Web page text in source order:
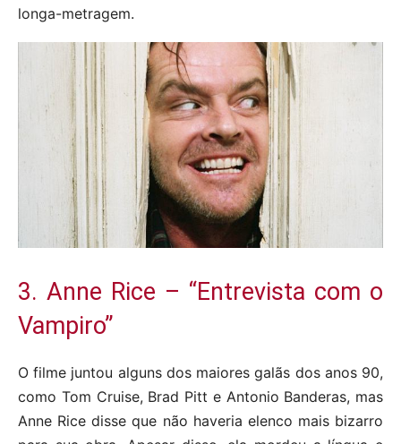
longa-metragem.
3. Anne Rice – “Entrevista com o
Vampiro”
O filme juntou alguns dos maiores galãs dos anos 90,
como Tom Cruise, Brad Pitt e Antonio Banderas, mas
Anne Rice disse que não haveria elenco mais bizarro